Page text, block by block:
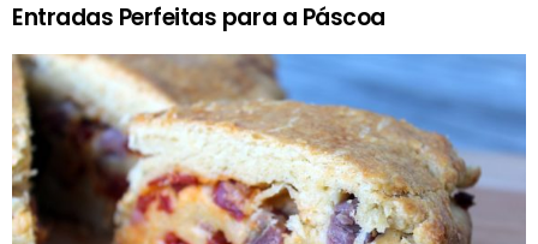
Entradas Perfeitas para a Páscoa